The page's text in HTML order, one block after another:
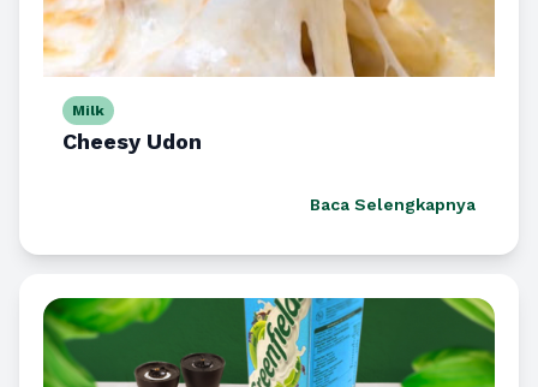
Milk
Cheesy Udon
Baca Selengkapnya